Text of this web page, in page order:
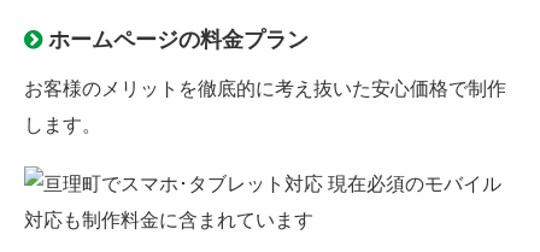
ホームページの料金プラン
お客様のメリットを徹底的に考え抜いた安心価格で制作
します。